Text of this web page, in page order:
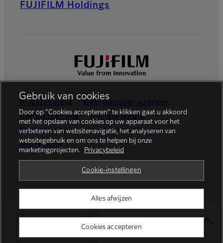
Select Your Location
FUJIFILM Holdings
Privacybeleid
Gebruiksvoorwaarden
Contacteer ons
Sociale Media
Mobiele Apps
Cookie-instellingen
Impressum
© FUJIFILM Europe GmbH
Gebruik van cookies
Door op “Cookies accepteren” te klikken gaat u akkoord
met het opslaan van cookies op uw apparaat voor het
verbeteren van websitenavigatie, het analyseren van
websitegebruik en om ons te helpen bij onze
marketingprojecten.
Privacybeleid
Cookie-instellingen
Alles afwijzen
Cookies accepteren